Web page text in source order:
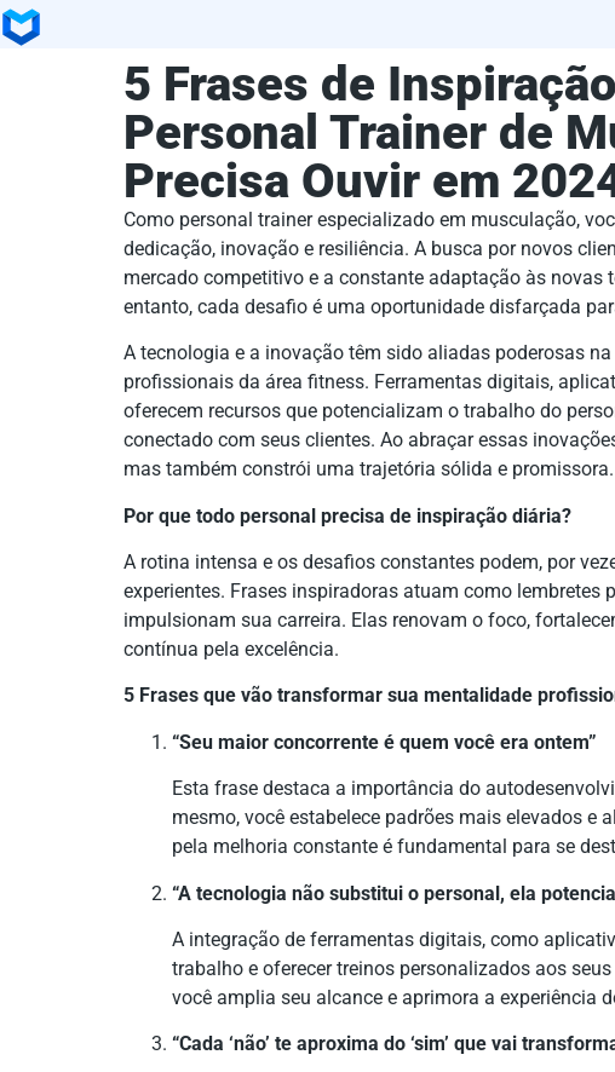
5 Frases de
Personal Trainer de
Precisa Ouvir em
Como personal trainer especializado em musculação,
dedicação, inovação e resiliência. A busca por novos
mercado competitivo e a constante adaptação às novas
entanto, cada desafio é uma oportunidade disfarçada
A tecnologia e a inovação têm sido aliadas poderosas
profissionais da área fitness. Ferramentas digitais,
oferecem recursos que potencializam o trabalho do
conectado com seus clientes. Ao abraçar essas
mas também constrói uma trajetória sólida e promissora.
Por que todo personal precisa de inspiração diária?
A rotina intensa e os desafios constantes podem, por
experientes. Frases inspiradoras atuam como lembretes
impulsionam sua carreira. Elas renovam o foco,
contínua pela excelência.
5 Frases que vão transformar sua mentalidade
“Seu maior concorrente é quem você era ontem”
Esta frase destaca a importância do
mesmo, você estabelece padrões mais elevados e
pela melhoria constante é fundamental para se
“A tecnologia não substitui o personal, ela
A integração de ferramentas digitais, como
trabalho e oferecer treinos personalizados aos
você amplia seu alcance e aprimora a experiência
“Cada ‘não’ te aproxima do ‘sim’ que vai